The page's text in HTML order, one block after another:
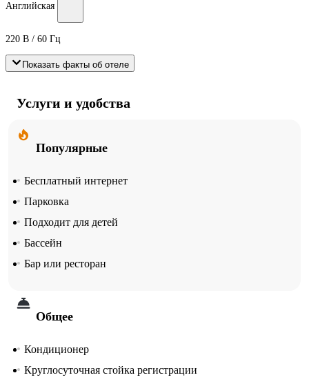
Английская
220 В / 60 Гц
Показать факты об отеле
Услуги и удобства
Популярные
Бесплатный интернет
Парковка
Подходит для детей
Бассейн
Бар или ресторан
Общее
Кондиционер
Круглосуточная стойка регистрации